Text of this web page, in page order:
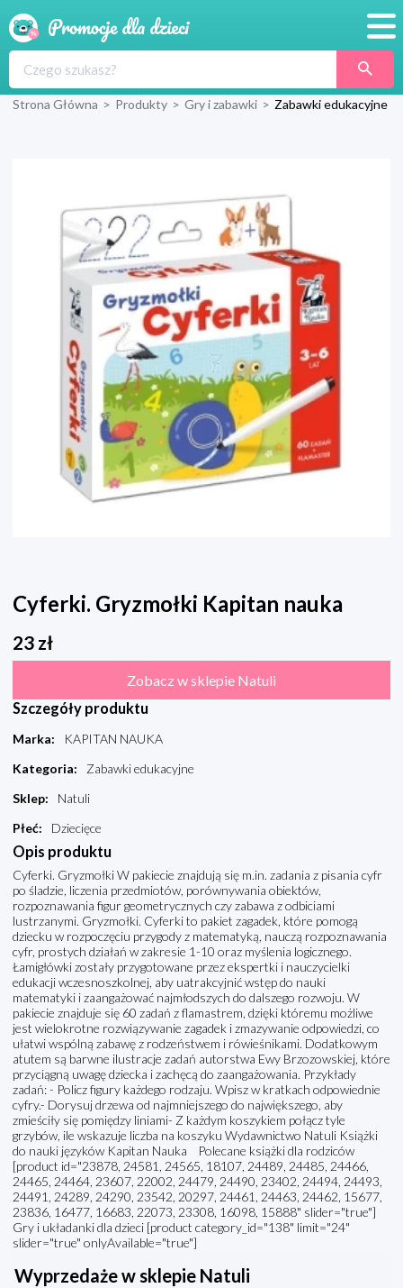
Produkty
Blog
Wyprawka
Strona Główna > Produkty > Gry i zabawki > Zabawki edukacyjne
Cyferki. Gryzmołki Kapitan nauka
23 zł
Zobacz w sklepie Natuli
Szczegóły produktu
Marka:
KAPITAN NAUKA
Kategoria:
Zabawki edukacyjne
Sklep:
Natuli
Płeć: Dziecięce
Opis produktu
Cyferki. Gryzmołki W pakiecie znajdują się m.in. zadania z pisania cyfr
po śladzie, liczenia przedmiotów, porównywania obiektów,
rozpoznawania figur geometrycznych czy zabawa z odbiciami
lustrzanymi. Gryzmołki. Cyferki to pakiet zagadek, które pomogą
dziecku w rozpoczęciu przygody z matematyką, nauczą rozpoznawania
cyfr, prostych działań w zakresie 1-10 oraz myślenia logicznego.
Łamigłówki zostały przygotowane przez ekspertki i nauczycielki
edukacji wczesnoszkolnej, aby uatrakcyjnić wstęp do nauki
matematyki i zaangażować najmłodszych do dalszego rozwoju. W
pakiecie znajduje się 60 zadań z flamastrem, dzięki któremu możliwe
jest wielokrotne rozwiązywanie zagadek i zmazywanie odpowiedzi, co
ułatwi wspólną zabawę z rodzeństwem i rówieśnikami. Dodatkowym
atutem są barwne ilustracje zadań autorstwa Ewy Brzozowskiej, które
przyciągną uwagę dziecka i zachęcą do zaangażowania. Przykłady
zadań: - Policz figury każdego rodzaju. Wpisz w kratkach odpowiednie
cyfry.- Dorysuj drzewa od najmniejszego do największego, aby
zmieściły się pomiędzy liniami- Z każdym koszykiem połącz tyle
grzybów, ile wskazuje liczba na koszyku Wydawnictwo Natuli Książki
do nauki języków Kapitan Nauka Polecane książki dla rodziców
[product id="23878, 24581, 24565, 18107, 24489, 24485, 24466,
24465, 24464, 23607, 22002, 24479, 24490, 23402, 24494, 24493,
24491, 24289, 24290, 23542, 20297, 24461, 24463, 24462, 15677,
23836, 16477, 16683, 22073, 23308, 16098, 15888" slider="true"]
Gry i układanki dla dzieci [product category_id="138" limit="24"
slider="true" onlyAvailable="true"]
Wyprzedaże w sklepie Natuli